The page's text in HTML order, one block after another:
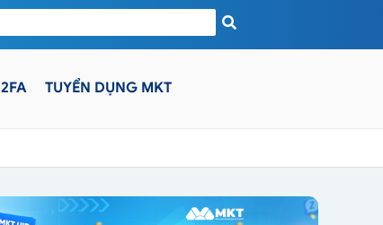
2FA TUYỂN DỤNG MKT